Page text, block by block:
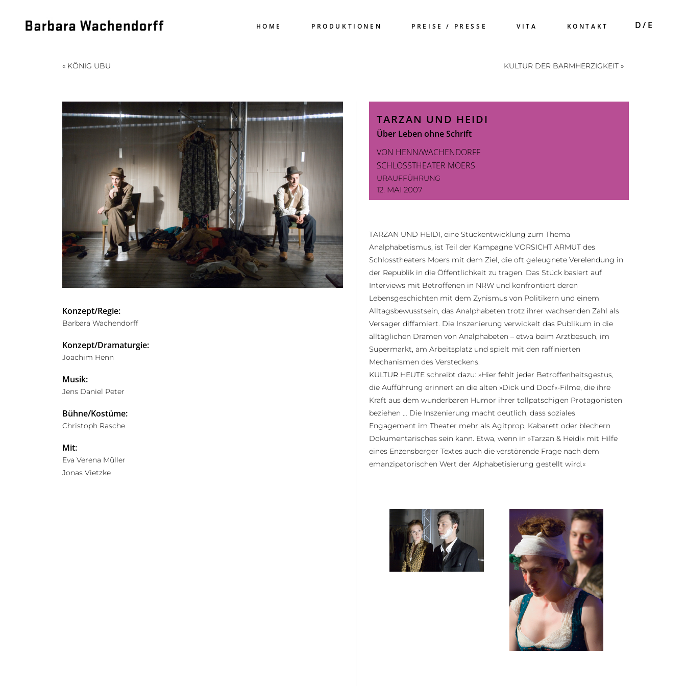
HOME PRODUKTIONEN PREISE / PRESSE VITA KONTAKT
« KÖNIG UBU KULTUR DER BARMHERZIGKEIT »
Konzept/Regie:
Barbara Wachendorff
Konzept/Dramaturgie:
Joachim Henn
Musik:
Jens Daniel Peter
Bühne/Kostüme:
Christoph Rasche
Mit:
Eva Verena Müller
Jonas Vietzke
TARZAN UND HEIDI
Über Leben ohne Schrift
VON HENN/WACHENDORFF
SCHLOSSTHEATER MOERS
URAUFFÜHRUNG
12. MAI 2007
TARZAN UND HEIDI, eine Stückentwicklung zum Thema
Analphabetismus, ist Teil der Kampagne VORSICHT ARMUT des
Schlosstheaters Moers mit dem Ziel, die oft geleugnete Verelendung in
der Republik in die Öffentlichkeit zu tragen. Das Stück basiert auf
Interviews mit Betroffenen in NRW und konfrontiert deren
Lebensgeschichten mit dem Zynismus von Politikern und einem
Alltagsbewusstsein, das Analphabeten trotz ihrer wachsenden Zahl als
Versager diffamiert. Die Inszenierung verwickelt das Publikum in die
alltäglichen Dramen von Analphabeten – etwa beim Arztbesuch, im
Supermarkt, am Arbeitsplatz und spielt mit den raffinierten
Mechanismen des Versteckens.
KULTUR HEUTE schreibt dazu: »Hier fehlt jeder Betroffenheitsgestus,
die Aufführung erinnert an die alten »Dick und Doof«-Filme, die ihre
Kraft aus dem wunderbaren Humor ihrer tollpatschigen Protagonisten
beziehen … Die Inszenierung macht deutlich, dass soziales
Engagement im Theater mehr als Agitprop, Kabarett oder blechern
Dokumentarisches sein kann. Etwa, wenn in »Tarzan & Heidi« mit Hilfe
eines Enzensberger Textes auch die verstörende Frage nach dem
emanzipatorischen Wert der Alphabetisierung gestellt wird.«